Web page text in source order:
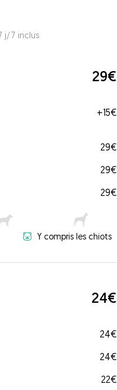
j/7 inclus
29€
+15€
29€
29€
29€
Y compris les chiots
24€
24€
24€
22€